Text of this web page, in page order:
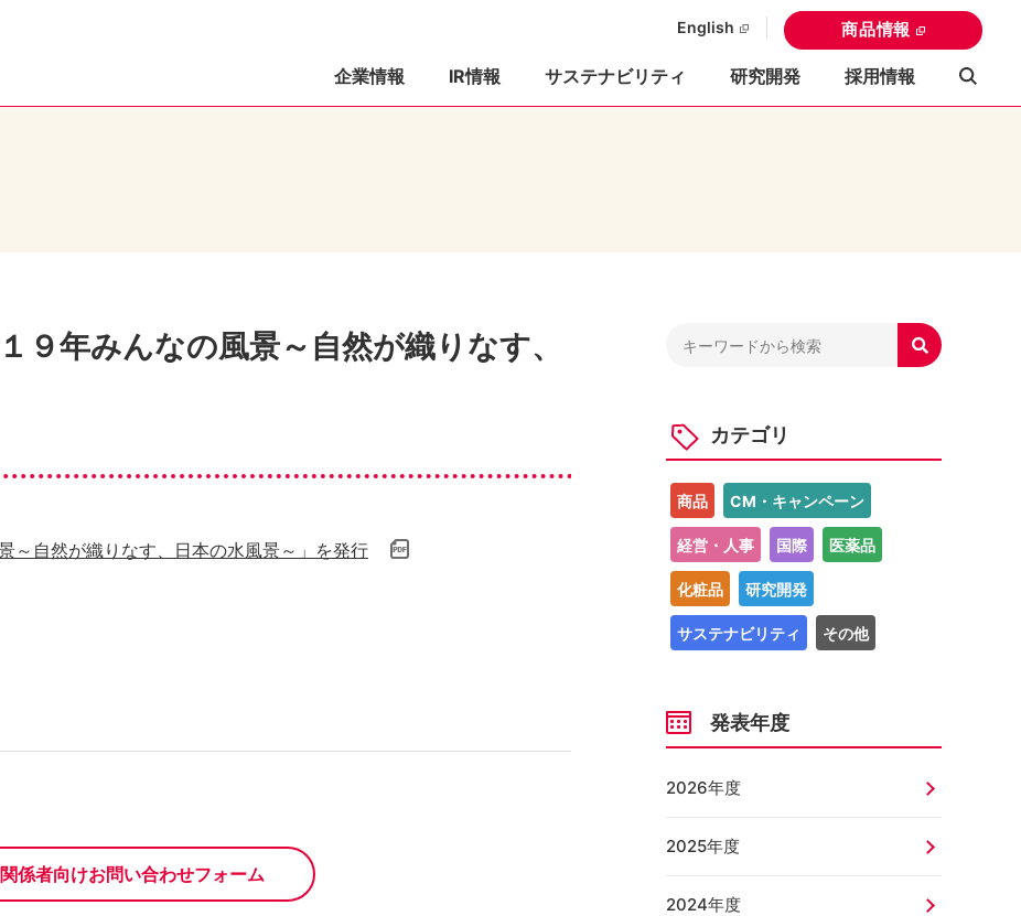
English 商品情報
企業情報 IR情報 サステナビリティ 研究開発 採用情報
９年みんなの風景～自然が織りなす、
～自然が織りなす、日本の水風景～」を発行
係者向けお問い合わせフォーム

カテゴリ
商品 CM・キャンペーン
経営・人事 国際 医薬品
化粧品 研究開発
サステナビリティ その他
発表年度
2026年度
2025年度
2024年度